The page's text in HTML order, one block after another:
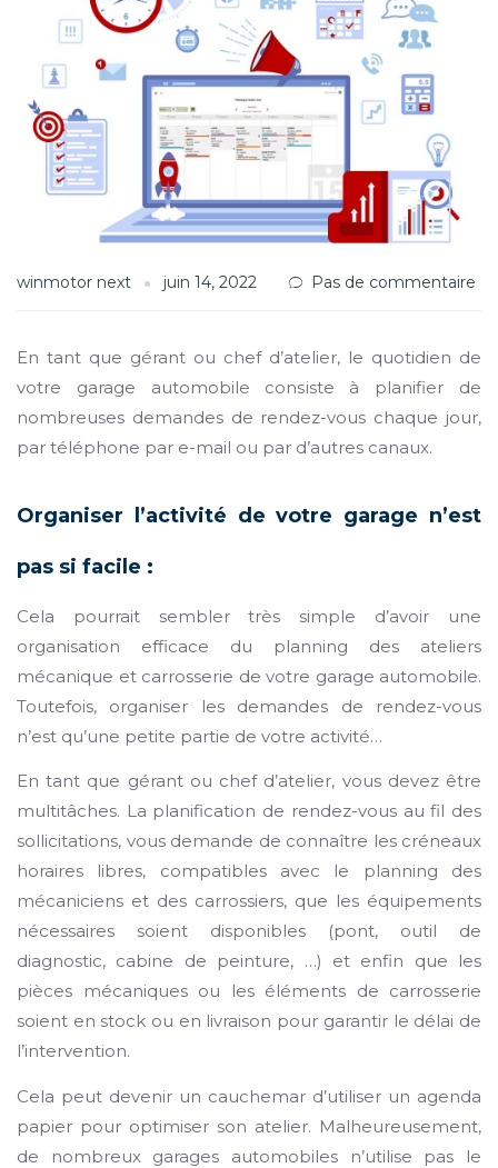
winmotor next juin 14, 2022 Pas de commentaire
En tant que gérant ou chef d’atelier, le quotidien de
votre garage automobile consiste à planifier de
nombreuses demandes de rendez-vous chaque jour,
par téléphone par e-mail ou par d’autres canaux.
Organiser l’activité de votre garage n’est
pas si facile :
Cela pourrait sembler très simple d’avoir une
organisation efficace du planning des ateliers
mécanique et carrosserie de votre garage automobile.
Toutefois, organiser les demandes de rendez-vous
n’est qu’une petite partie de votre activité…
En tant que gérant ou chef d’atelier, vous devez être
multitâches. La planification de rendez-vous au fil des
sollicitations, vous demande de connaître les créneaux
horaires libres, compatibles avec le planning des
mécaniciens et des carrossiers, que les équipements
nécessaires soient disponibles (pont, outil de
diagnostic, cabine de peinture, …) et enfin que les
pièces mécaniques ou les éléments de carrosserie
soient en stock ou en livraison pour garantir le délai de
l’intervention.
Cela peut devenir un cauchemar d’utiliser un agenda
papier pour optimiser son atelier. Malheureusement,
de nombreux garages automobiles n’utilise pas le